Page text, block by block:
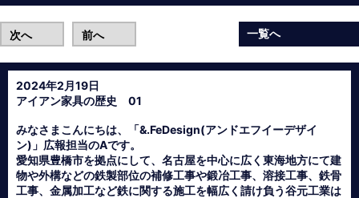
次へ 前へ 一覧へ
2024年2月19日
アイアン家具の歴史 01
みなさまこんにちは、「&.FeDesign(アンドエフイーデザイ
ン)」広報担当のAです。
愛知県豊橋市を拠点にして、名古屋を中心に広く東海地方にて建
物や外構などの鉄製部位の補修工事や鍛冶工事、溶接工事、鉄骨
工事、金属加工など鉄に関する施工を幅広く請け負う谷元工業は